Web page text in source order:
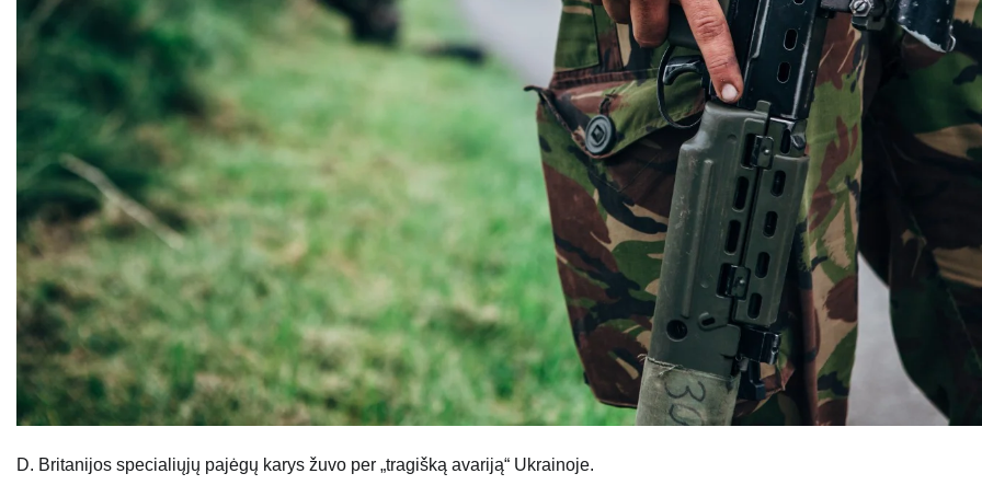
D. Britanijos specialiųjų pajėgų karys žuvo per „tragišką avariją“ Ukrainoje.